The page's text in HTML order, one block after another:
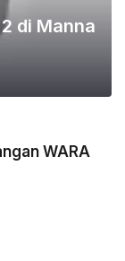
di Manna
WARA